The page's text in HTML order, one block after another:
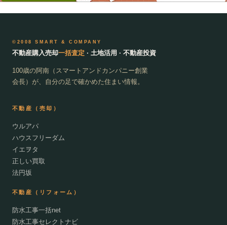
©2008 SMART & COMPANY
不動産購入売却一括査定 · 土地活用 · 不動産投資
100歳の阿南（スマートアンドカンパニー創業
会長）が、自分の足で確かめた住まい情報。
不動産（売却）
ウルアパ
ハウスフリーダム
イエヲタ
正しい買取
法円坂
不動産（リフォーム）
防水工事一括net
防水工事セレクトナビ